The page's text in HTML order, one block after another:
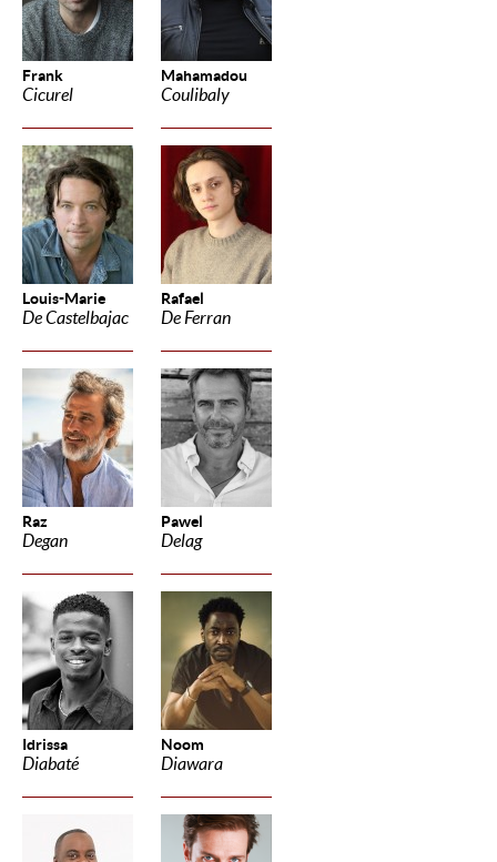
Frank
Cicurel
Mahamadou
Coulibaly
Louis-Marie
De Castelbajac
Rafael
De Ferran
Raz
Degan
Pawel
Delag
Idrissa
Diabaté
Noom
Diawara